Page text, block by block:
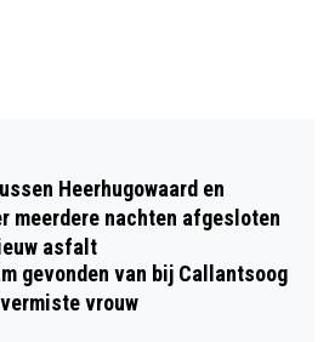
RUIME ZEGE (4-1)
GALATASARAY
AAN
Heerhugowaard en
meerdere nachten afgesloten
asfalt
gevonden van bij Callantsoog
vrouw